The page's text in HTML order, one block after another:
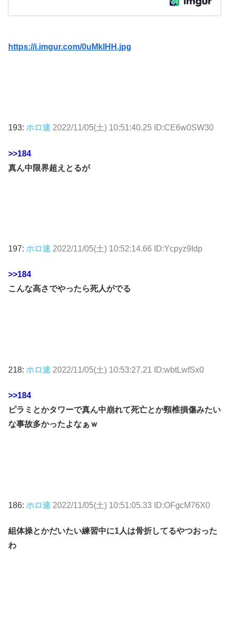
https://i.imgur.com/0uMkIHH.jpg
193: ホロ速 2022/11/05(土) 10:51:40.25 ID:CE6w0SW30
>>184
真ん中限界超えとるが
197: ホロ速 2022/11/05(土) 10:52:14.66 ID:Ycpyz9Idp
>>184
こんな高さでやったら死人がでる
218: ホロ速 2022/11/05(土) 10:53:27.21 ID:wbtLwfSx0
>>184
ピラミとかタワーで真ん中崩れて死亡とか頸椎損傷みたい
な事故多かったよなぁｗ
186: ホロ速 2022/11/05(土) 10:51:05.33 ID:OFgcM76X0
組体操とかだいたい練習中に1人は骨折してるやつおった
わ